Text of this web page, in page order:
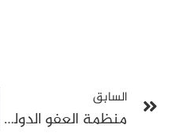
السابق
منظمة العفو الدولية تحذّر من تدهور الحقوق والحريات في تونس بعد 15 عامًا على الثورة